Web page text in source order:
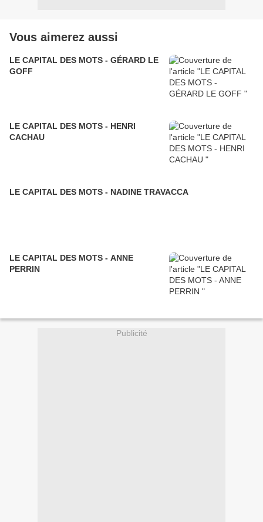
Vous aimerez aussi
LE CAPITAL DES MOTS - GÉRARD LE
GOFF
LE CAPITAL DES MOTS - HENRI
CACHAU
LE CAPITAL DES MOTS - NADINE TRAVACCA
LE CAPITAL DES MOTS - ANNE
PERRIN
Publicité